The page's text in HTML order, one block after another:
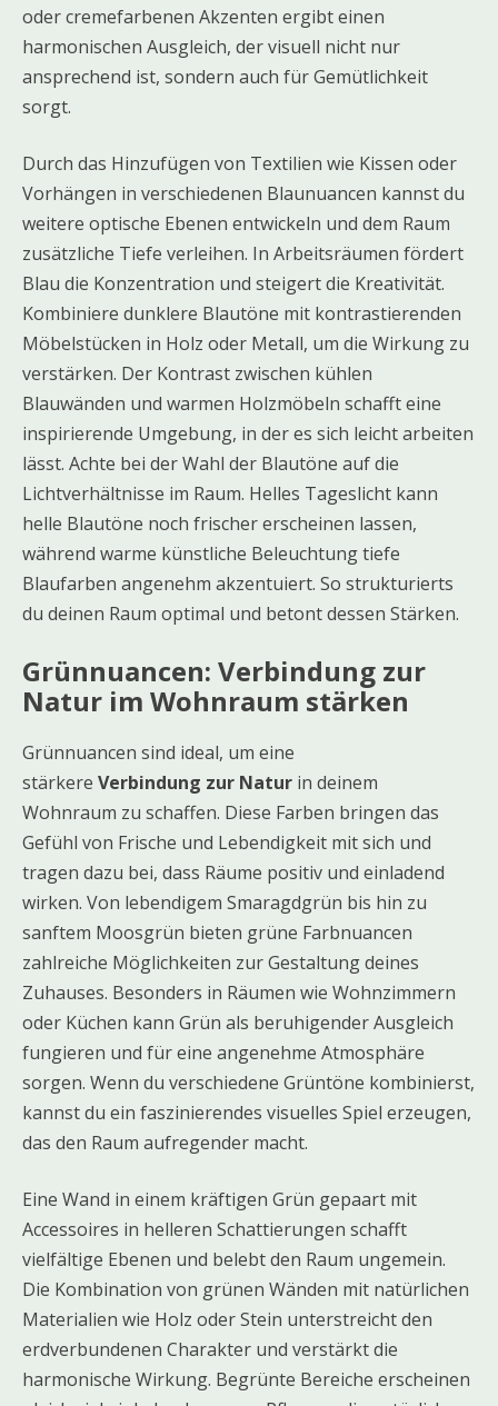
oder cremefarbenen Akzenten ergibt einen
harmonischen Ausgleich, der visuell nicht nur
ansprechend ist, sondern auch für Gemütlichkeit
sorgt.
Durch das Hinzufügen von Textilien wie Kissen oder
Vorhängen in verschiedenen Blaunuancen kannst du
weitere optische Ebenen entwickeln und dem Raum
zusätzliche Tiefe verleihen. In Arbeitsräumen fördert
Blau die Konzentration und steigert die Kreativität.
Kombiniere dunklere Blautöne mit kontrastierenden
Möbelstücken in Holz oder Metall, um die Wirkung zu
verstärken. Der Kontrast zwischen kühlen
Blauwänden und warmen Holzmöbeln schafft eine
inspirierende Umgebung, in der es sich leicht arbeiten
lässt. Achte bei der Wahl der Blautöne auf die
Lichtverhältnisse im Raum. Helles Tageslicht kann
helle Blautöne noch frischer erscheinen lassen,
während warme künstliche Beleuchtung tiefe
Blaufarben angenehm akzentuiert. So strukturierts
du deinen Raum optimal und betont dessen Stärken.
Grünnuancen: Verbindung zur
Natur im Wohnraum stärken
Grünnuancen sind ideal, um eine
stärkere Verbindung zur Natur in deinem
Wohnraum zu schaffen. Diese Farben bringen das
Gefühl von Frische und Lebendigkeit mit sich und
tragen dazu bei, dass Räume positiv und einladend
wirken. Von lebendigem Smaragdgrün bis hin zu
sanftem Moosgrün bieten grüne Farbnuancen
zahlreiche Möglichkeiten zur Gestaltung deines
Zuhauses. Besonders in Räumen wie Wohnzimmern
oder Küchen kann Grün als beruhigender Ausgleich
fungieren und für eine angenehme Atmosphäre
sorgen. Wenn du verschiedene Grüntöne kombinierst,
kannst du ein faszinierendes visuelles Spiel erzeugen,
das den Raum aufregender macht.
Eine Wand in einem kräftigen Grün gepaart mit
Accessoires in helleren Schattierungen schafft
vielfältige Ebenen und belebt den Raum ungemein.
Die Kombination von grünen Wänden mit natürlichen
Materialien wie Holz oder Stein unterstreicht den
erdverbundenen Charakter und verstärkt die
harmonische Wirkung. Begrünte Bereiche erscheinen